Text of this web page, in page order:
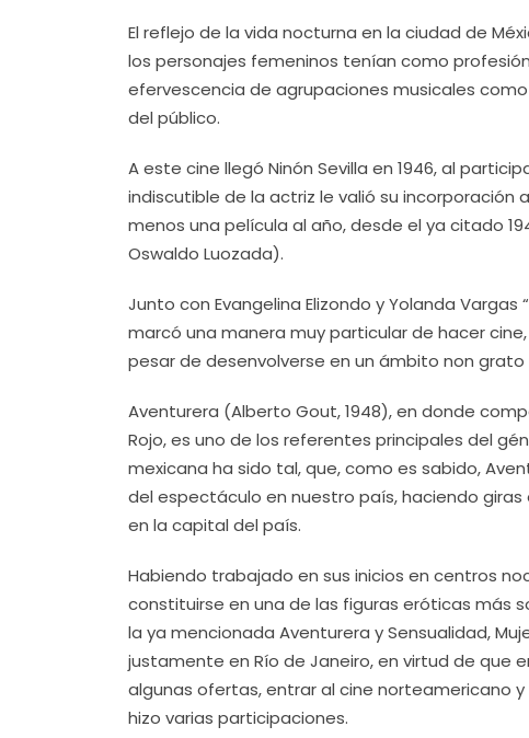
El reflejo de la vida nocturna en la ciudad de
los personajes femeninos tenían como
efervescencia de agrupaciones musicales
del público.
A este cine llegó Ninón Sevilla en 1946, al
indiscutible de la actriz le valió su incorporación
menos una película al año, desde el ya citado
Oswaldo Luozada).
Junto con Evangelina Elizondo y Yolanda
marcó una manera muy particular de hacer
pesar de desenvolverse en un ámbito non
Aventurera (Alberto Gout, 1948), en donde
Rojo, es uno de los referentes principales del
mexicana ha sido tal, que, como es sabido,
del espectáculo en nuestro país, haciendo
en la capital del país.
Habiendo trabajado en sus inicios en centros
constituirse en una de las figuras eróticas más
la ya mencionada Aventurera y Sensualidad,
justamente en Río de Janeiro, en virtud de que
algunas ofertas, entrar al cine norteamericano
hizo varias participaciones.